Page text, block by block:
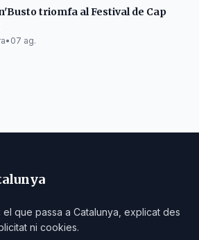
triomfa al Festival de Cap
• 07 ag.
que passa a Catalunya, explicat des
ni cookies.